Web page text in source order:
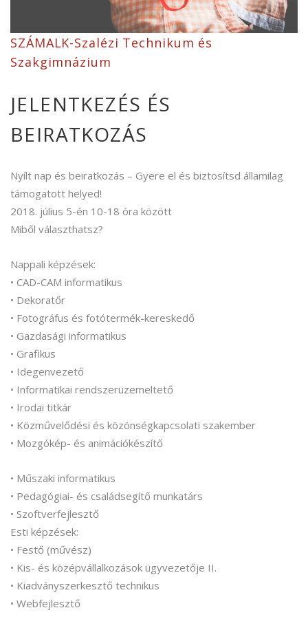
SZÁMALK-Szalézi Technikum és
Szakgimnázium
JELENTKEZÉS ÉS
BEIRATKOZÁS
Nyílt nap és beiratkozás – Gyere el és biztosítsd államilag
támogatott helyed!
2018. július 5-én 10-18 óra között
Miből választhatsz?
Nappali képzések:
• CAD-CAM informatikus
• Dekoratőr
• Fotográfus és fotótermék-kereskedő
• Gazdasági informatikus
• Grafikus
• Idegenvezető
• Informatikai rendszerüzemeltető
• Irodai titkár
• Közművelődési és közönségkapcsolati szakember
• Mozgókép- és animációkészítő
• Műszaki informatikus
• Pedagógiai- és családsegítő munkatárs
• Szoftverfejlesztő
Esti képzések:
• Festő (művész)
• Kis- és középvállalkozások ügyvezetője II.
• Kiadványszerkesztő technikus
• Webfejlesztő